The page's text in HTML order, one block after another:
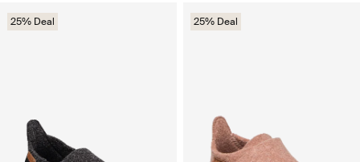
25% Deal 25% Deal